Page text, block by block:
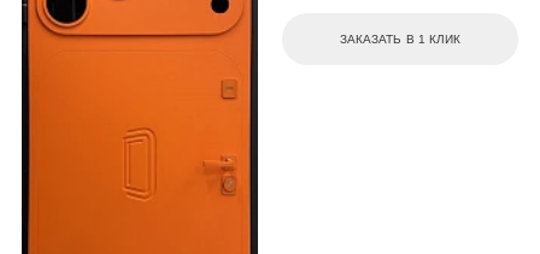
ЗАКАЗАТЬ В 1 КЛИК